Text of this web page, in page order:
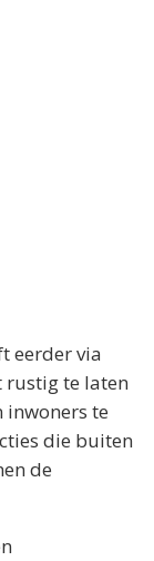
eerder via
rustig te laten
inwoners te
die buiten
de